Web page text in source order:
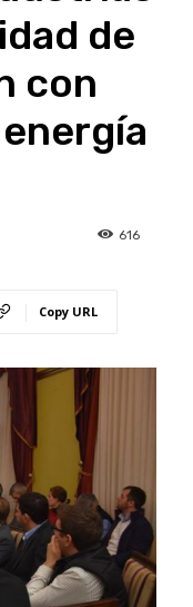
de
con
616
Copy URL